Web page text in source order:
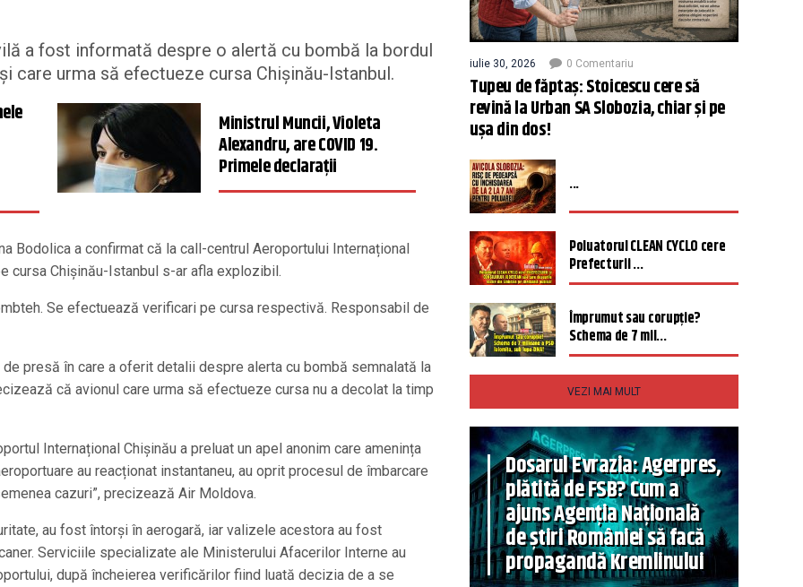
a fost informată despre o alertă cu bombă la bordul
care urma să efectueze cursa Chișinău-Istanbul.
Ministrul Muncii, Violeta
Alexandru, are COVID 19.
Primele declarații
Bodolica a confirmat că la call-centrul Aeroportului Internațional
cursa Chișinău-Istanbul s-ar afla explozibil.
Se efectuează verificari pe cursa respectivă. Responsabil de
presă în care a oferit detalii despre alerta cu bombă semnalată la
că avionul care urma să efectueze cursa nu a decolat la timp
Internațional Chișinău a preluat un apel anonim care amenința
au reacționat instantaneu, au oprit procesul de îmbarcare
cazuri”, precizează Air Moldova.
au fost întorși în aerogară, iar valizele acestora au fost
Serviciile specializate ale Ministerului Afacerilor Interne au
după încheierea verificărilor fiind luată decizia de a se
iulie 30, 2026 0 Comentariu
Tupeu de făptaș: Stoicescu cere să
revină la Urban SA Slobozia, chiar și pe
ușa din dos!
...
Poluatorul CLEAN CYCLO cere
Prefecturii ...
Împrumut sau corupție?
Schema de 7 mil...
VEZI MAI MULT
Dosarul Evrazia: Agerpres,
plătită de FSB? Cum a
ajuns Agenția Națională
de știri României să facă
propagandă Kremlinului